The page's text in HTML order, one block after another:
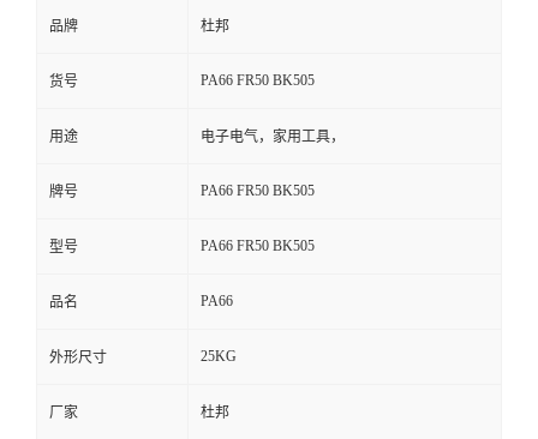
言
品牌 杜邦
货号 PA66 FR50 BK505
用途 电子电气，家用工具，
牌号 PA66 FR50 BK505
型号 PA66 FR50 BK505
品名 PA66
外形尺寸 25KG
厂家 杜邦